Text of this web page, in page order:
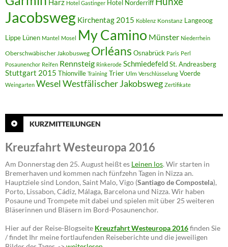
Harz Hotel Gastinger Hotel Norderriff
Jacobsweg Kirchentag 2015 Koblenz Konstanz Langeoog
Lippe Lünen Mantel Mosel My Camino Münster Niederrhein
Oberschwäbischer Jakobusweg Orléans Osnabrück Paris Perl
Posaunenchor Reifen Rennsteig Rinkerode Schmiedefeld St. Andreasberg
Stuttgart 2015 Thionville Training Trier Ulm Verschlüsselung Voerde
Weingarten Wesel Westfälischer Jakobsweg Zertifikate
KURZMITTEILUNGEN
Kreuzfahrt Westeuropa 2016
Am Donnerstag den 25. August heißt es Leinen los. Wir starten in
Bremerhaven und kommen nach fünfzehn Tagen in Nizza an.
Hauptziele sind London, Saint Malo, Vigo (Santiago de Compostela),
Porto, Lissabon, Cádiz, Málaga, Barcelona und Nizza. Wir haben
Posaune und Trompete mit dabei und spielen mit über 25 weiteren
Bläserinnen und Bläsern im Bord-Posaunenchor.
Hier auf der Reise-Blogseite Kreuzfahrt Westeuropa 2016finden Sie
/ findet Ihr meine fortlaufenden Reiseberichte und die jeweiligen